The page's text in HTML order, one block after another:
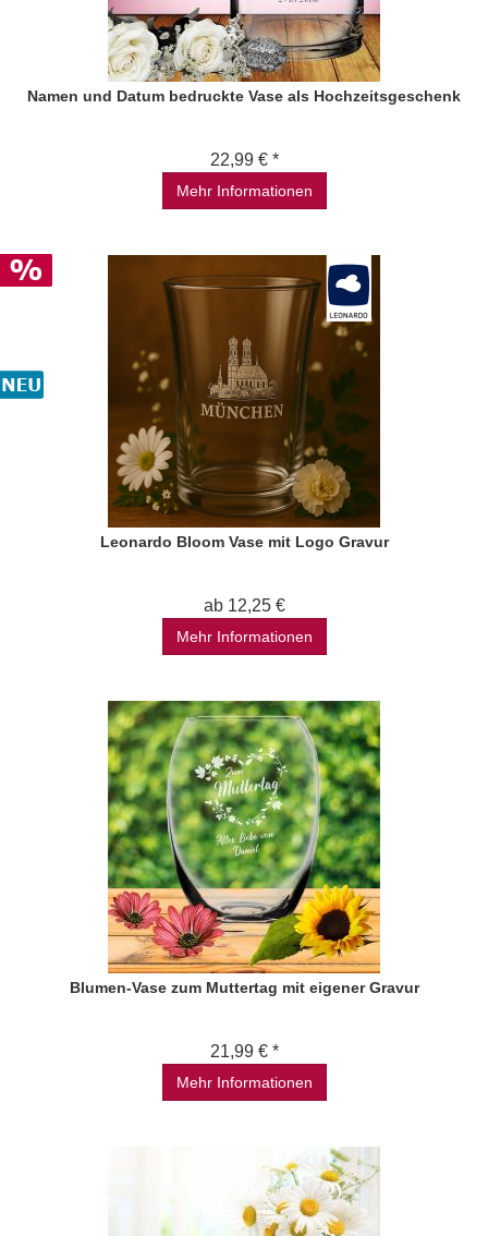
Namen und Datum bedruckte Vase als Hochzeitsgeschenk
22,99 € *
Mehr Informationen
Leonardo Bloom Vase mit Logo Gravur
ab 12,25 €
Mehr Informationen
Blumen-Vase zum Muttertag mit eigener Gravur
21,99 € *
Mehr Informationen